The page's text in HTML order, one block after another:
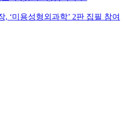
‘미용성형외과학’ 2판 집필 참여